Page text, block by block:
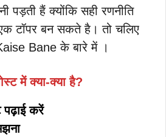
पड़ती हैं क्योंकि सही रणनीति
टॉपर बन सकते है। तो चलिए
Bane के बारे में ।
में क्या-क्या है?
पढ़ाई करें